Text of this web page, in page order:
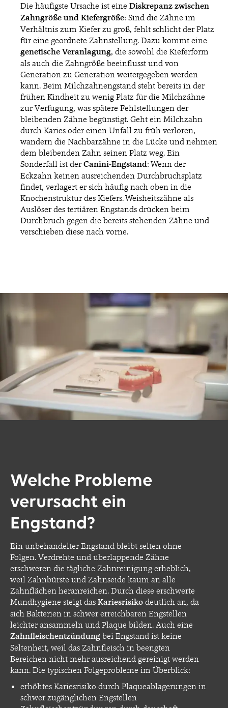
Die häufigste Ursache ist eine Diskrepanz zwischen
Zahngröße und Kiefergröße: Sind die Zähne im
Verhältnis zum Kiefer zu groß, fehlt schlicht der Platz
für eine geordnete Zahnstellung. Dazu kommt eine
genetische Veranlagung, die sowohl die Kieferform
als auch die Zahngröße beeinflusst und von
Generation zu Generation weitergegeben werden
kann. Beim Milchzahnengstand steht bereits in der
frühen Kindheit zu wenig Platz für die Milchzähne
zur Verfügung, was spätere Fehlstellungen der
bleibenden Zähne begünstigt. Geht ein Milchzahn
durch Karies oder einen Unfall zu früh verloren,
wandern die Nachbarzähne in die Lücke und nehmen
dem bleibenden Zahn seinen Platz weg. Ein
Sonderfall ist derCanini-Engstand: Wenn der
Eckzahn keinen ausreichenden Durchbruchsplatz
findet, verlagert er sich häufig nach oben in die
Knochenstruktur des Kiefers. Weisheitszähne als
Auslöser des tertiären Engstands drücken beim
Durchbruch gegen die bereits stehenden Zähne und
verschieben diese nach vorne.
Welche Probleme
verursacht ein
Engstand?
Ein unbehandelter Engstand bleibt selten ohne
Folgen. Verdrehte und überlappende Zähne
erschweren die tägliche Zahnreinigung erheblich,
weil Zahnbürste und Zahnseide kaum an alle
Zahnflächen heranreichen. Durch diese erschwerte
Mundhygiene steigt das Kariesrisiko deutlich an, da
sich Bakterien in schwer erreichbaren Engstellen
leichter ansammeln und Plaque bilden. Auch eine
Zahnfleischentzündung bei Engstand ist keine
Seltenheit, weil das Zahnfleisch in beengten
Bereichen nicht mehr ausreichend gereinigt werden
kann. Die typischen Folgeprobleme im Überblick:
erhöhtes Kariesrisiko durch Plaqueablagerungen in
schwer zugänglichen Engstellen